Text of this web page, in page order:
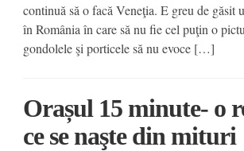
continuă să o facă Veneţia. E greu de găsit
în România în care să nu fie cel puţin o
gondolele şi porticele să nu evoce […]
Orașul 15 minute- o
ce se naşte din mituri